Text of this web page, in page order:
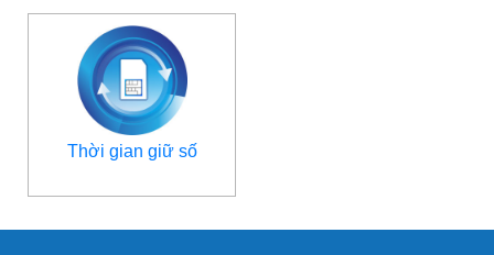
Thời gian giữ số